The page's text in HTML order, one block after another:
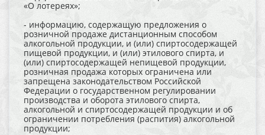
«О лотереях»;
- информацию, содержащую предложения о
розничной продаже дистанционным способом
алкогольной продукции, и (или) спиртосодержащей
пищевой продукции, и (или) этилового спирта, и
(или) спиртосодержащей непищевой продукции,
розничная продажа которых ограничена или
запрещена законодательством Российской
Федерации о государственном регулировании
производства и оборота этилового спирта,
алкогольной и спиртосодержащей продукции и об
ограничении потребления (распития) алкогольной
продукции;